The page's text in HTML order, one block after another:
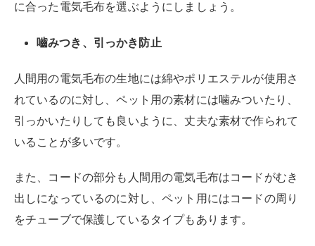
に合った電気毛布を選ぶようにしましょう。
嚙みつき、引っかき防止
人間用の電気毛布の生地には綿やポリエステルが使用さ
れているのに対し、ペット用の素材には噛みついたり、
引っかいたりしても良いように、丈夫な素材で作られて
いることが多いです。
また、コードの部分も人間用の電気毛布はコードがむき
出しになっているのに対し、ペット用にはコードの周り
をチューブで保護しているタイプもあります。